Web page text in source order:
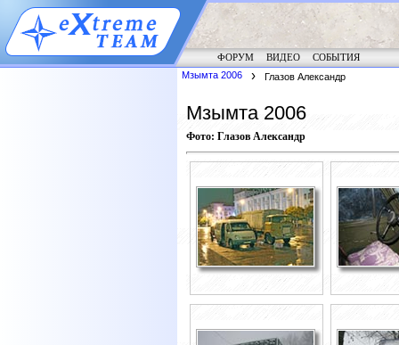
ФОРУМ ВИДЕО
СОБЫТИЯ
Мзымта 2006
Глазов Александр
Мзымта 2006
Фото: Глазов Александр